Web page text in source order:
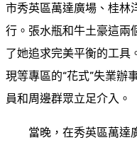
市秀英區萬達廣場、桂林
行。張水瓶和牛土豪這兩
了她追求完美平衡的工具
現等專區的“花式”失業辦
員和周邊群眾立足介入。
當晚，在秀英區萬達